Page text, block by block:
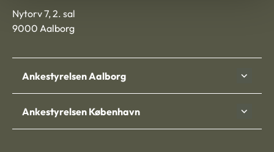
Nytorv 7, 2. sal
9000 Aalborg
Ankestyrelsen Aalborg
Ankestyrelsen København